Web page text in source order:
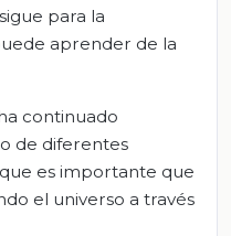
para la
aprender de la
continuado
de diferentes
es importante que
el universo a través